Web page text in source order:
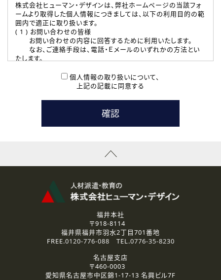
株式会社ヒューマン・デザインは、弊社ホームページの当該フォ
ームより取得した個人情報につきましては、以下の利用目的の範
囲内で適正に取り扱います。
( 1 ) お問い合わせの皆様
お問い合わせの内容に回答するために利用いたします。
なお、ご連絡手段は、電話・Ｅメールのいずれかの方法とい
たします。
本登録に関するご連絡および本登録時の参考情報として利
たします。
( 3 ) スタッフ派遣を検討されている企業の皆様
お問い合わせの内容に回答するために利用いたします。
なお、ご連絡手段は、電話・Ｅメールのいずれかの方法とい
資料送付、受講相談に関するご連絡のために利用いたしま
その他、お問い合わせの内容に回答するために利用いたし
なお、ご連絡手段は、電話・Ｅメールのいずれかの方法とい
2.個人情報の第三者提供
ご提供いただいた個人情報は、法令等の規定に従う場合を除き、
3.個人情報の取り扱いの委託
弊社の定める個人情報保護の評価基準を満たした委託先に、個
個人情報の取り扱いについて、
上記の記載に同意する
福井本社
〒918-8114
福井県福井市羽水2丁目701番地
FREE.0120-776-088 TEL.0776-35-8230
名古屋支店
〒460-0003
愛知県名古屋市中区錦1-17-13 名興ビル7F